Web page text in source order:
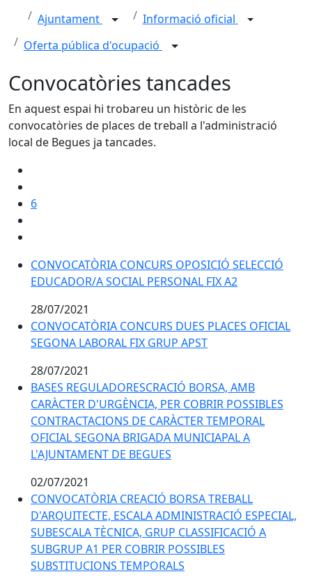
Ajuntament
Informació oficial
Oferta pública d'ocupació
Convocatòries tancades
En aquest espai hi trobareu un històric de les
convocatòries de places de treball a l'administració
local de Begues ja tancades.
6
CONVOCATÒRIA CONCURS OPOSICIÓ SELECCIÓ
EDUCADOR/A SOCIAL PERSONAL FIX A2
28/07/2021
CONVOCATÒRIA CONCURS DUES PLACES OFICIAL
SEGONA LABORAL FIX GRUP APST
28/07/2021
BASES REGULADORESCRACIÓ BORSA, AMB
CARÀCTER D'URGÈNCIA, PER COBRIR POSSIBLES
CONTRACTACIONS DE CARÀCTER TEMPORAL
OFICIAL SEGONA BRIGADA MUNICIAPAL A
L'AJUNTAMENT DE BEGUES
02/07/2021
CONVOCATÒRIA CREACIÓ BORSA TREBALL
D'ARQUITECTE, ESCALA ADMINISTRACIÓ ESPECIAL,
SUBESCALA TÈCNICA, GRUP CLASSIFICACIÓ A
SUBGRUP A1 PER COBRIR POSSIBLES
SUBSTITUCIONS TEMPORALS